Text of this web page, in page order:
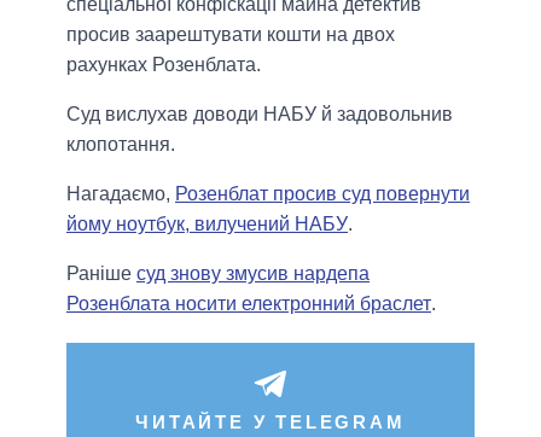
спеціальної конфіскації майна детектив
просив заарештувати кошти на двох
рахунках Розенблата.
Суд вислухав доводи НАБУ й задовольнив
клопотання.
Нагадаємо, Розенблат просив суд повернути
йому ноутбук, вилучений НАБУ.
Раніше суд знову змусив нардепа
Розенблата носити електронний браслет.
ЧИТАЙТЕ У TELEGRAM